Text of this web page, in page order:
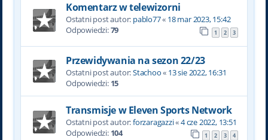
Komentarz w telewizorni
Ostatni post autor: pablo77« 18 mar 2023, 15:42
Odpowiedzi:79 1 2 3
Przewidywania na sezon 22/23
Ostatni post autor:Stachoo« 13 sie 2022, 16:31
Odpowiedzi: 15
Transmisje w Eleven Sports Network
Ostatni post autor:forzaragazzi«4 cze 2022, 13:51
Odpowiedzi: 104 1 2 3 4